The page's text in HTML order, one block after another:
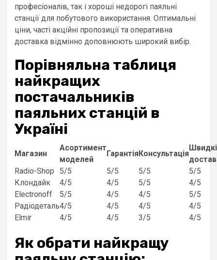
професіоналів, так і хороші недорогі паяльні
станції для побутового використання. Оптимальні
ціни, часті акційні пропозиції та оперативна
доставка відмінно доповнюють широкий вибір.
Порівняльна таблиця
найкращих
постачальників
паяльних станцій в
Україні
Магазин
Асортимент
моделей
ГарантіяКонсультація
Radio-Shop
5/5 5/5 5/5
5/5
Клондайк
4/5 4/5 5/5
4/5
Electronoff
5/5 4/5 4/5
5/5
Радіодеталь4/5 4/5 4/5
4/5
Elmir
4/5 4/5 3/5 4/5
Як обрати найкращу